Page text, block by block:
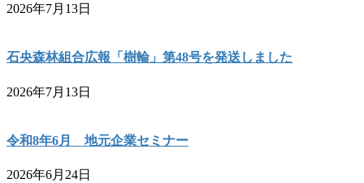
2026年7月13日
石央森林組合広報「樹輪」第48号を発送しました
2026年7月13日
令和8年6月 地元企業セミナー
2026年6月24日